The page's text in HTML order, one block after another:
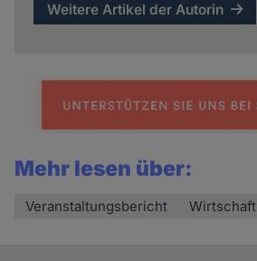
Weitere Artikel der Autorin
Mehr lesen über:
Veranstaltungsbericht Wirtschaft